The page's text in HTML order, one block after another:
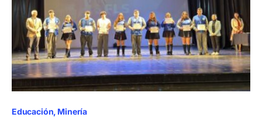
Educación Minería